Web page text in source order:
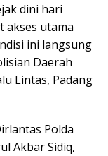
dini hari
akses utama
ini langsung
Daerah
Lintas, Padang
Polda
Akbar Sidiq,